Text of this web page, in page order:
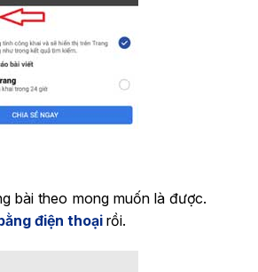
bài theo mong muốn là được.
điện thoại rồi.